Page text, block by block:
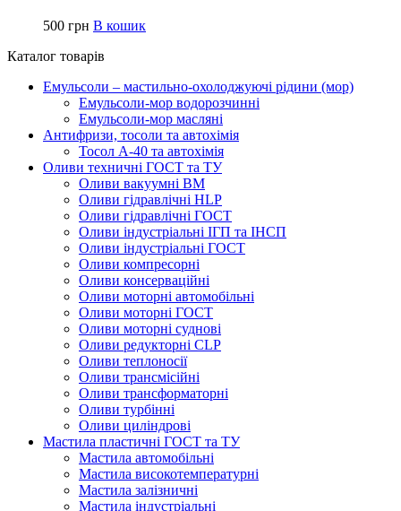
500 грн В кошик
Каталог товарів
Емульсоли – мастильно-охолоджуючі рідини (мор)
Емульсоли-мор водорозчинні
Емульсоли-мор масляні
Антифризи, тосоли та автохімія
Тосол А-40 та автохімія
Оливи техничні ГОСТ та ТУ
Оливи вакуумні ВМ
Оливи гідравлічні HLP
Оливи гідравлічні ГОСТ
Оливи індустріальні ІГП та ІНСП
Оливи індустріальні ГОСТ
Оливи компресорні
Оливи консерваційні
Оливи моторні автомобільні
Оливи моторні ГОСТ
Оливи моторні суднові
Оливи редукторні CLP
Оливи теплоносії
Оливи трансмісійні
Оливи трансформаторні
Оливи турбінні
Оливи циліндрові
Мастила пластичні ГОСТ та ТУ
Мастила автомобільні
Мастила високотемпературні
Мастила залізничні
Мастила індустріальні